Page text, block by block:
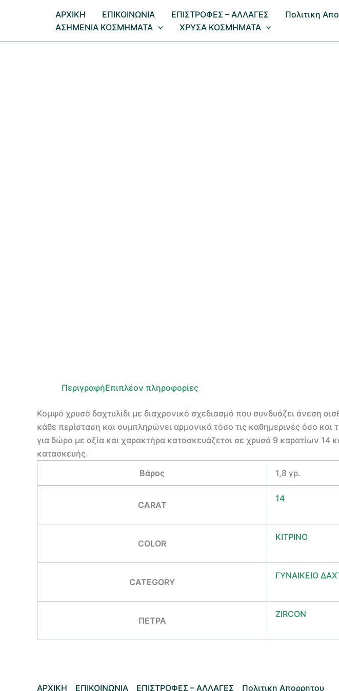
AΡΧΙΚΗ ΕΠΙΚΟΙΝΩΝΙΑ EΠΙΣΤΡΟΦΕΣ – ΑΛΛΑΓΕΣ Πολιτικη
ΑΣΗΜΕΝΙΑ ΚΟΣΜΗΜΑΤΑ
ΧΡΥΣΑ ΚΟΣΜΗΜΑΤΑ
ΠεριγραφήΕπιπλέον πληροφορίες
Κομψό χρυσό δαχτυλίδι με διαχρονικό σχεδιασμό που συνδυάζει άνεση
κάθε περίσταση και συμπληρώνει αρμονικά τόσο τις καθημερινές όσο και
για δώρο με αξία και χαρακτήρα κατασκευάζεται σε χρυσό 9 καρατίων 14
κατασκευής.
Βάρος
1,8 γρ.
CARAT
14
COLOR
ΚΙΤΡΙΝΟ
CATEGORY
ΓΥΝΑΙΚΕΙΟ
ΠΕΤΡΑ
ZIRCON
AΡΧΙΚΗ ΕΠΙΚΟΙΝΩΝΙΑ EΠΙΣΤΡΟΦΕΣ – ΑΛΛΑΓΕΣ Πολιτικη Απορρητου